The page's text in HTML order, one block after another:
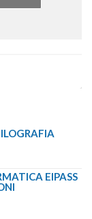
EIPASS